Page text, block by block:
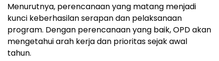
Menurutnya, perencanaan yang matang menjadi
kunci keberhasilan serapan dan pelaksanaan
program. Dengan perencanaan yang baik, OPD akan
mengetahui arah kerja dan prioritas sejak awal
tahun.